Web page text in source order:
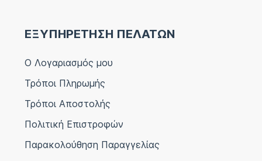
ΕΞΥΠΗΡΕΤΗΣΗ ΠΕΛΑΤΩΝ
Ο Λογαριασμός μου
Τρόποι Πληρωμής
Τρόποι Αποστολής
Πολιτική Επιστροφών
Παρακολούθηση Παραγγελίας